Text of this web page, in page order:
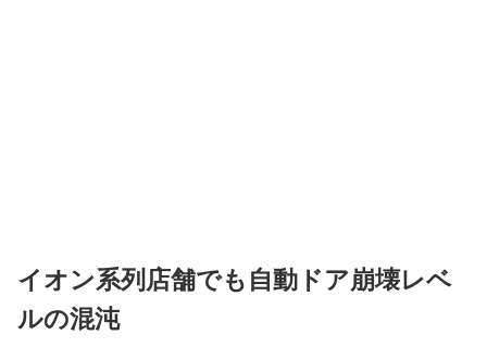
イオン系列店舗でも自動ドア崩壊レベ
ルの混沌